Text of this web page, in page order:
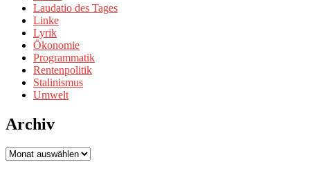
Laudatio des Tages
Linke
Lyrik
Ökonomie
Programmatik
Rentenpolitik
Stalinismus
Umwelt
Archiv
Archiv